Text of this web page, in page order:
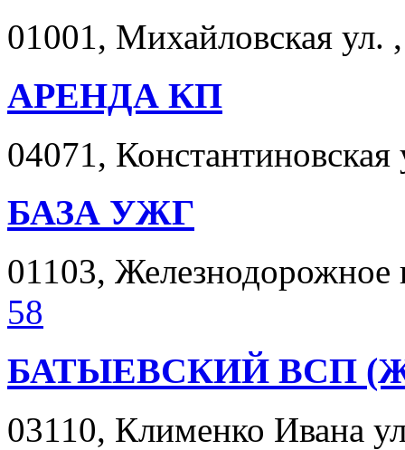
01001, Михайловская ул.
АРЕНДА КП
04071,
БАЗА УЖГ
01103,
58
БАТЫЕВСКИЙ ВСП
03110, Клименко Ивана